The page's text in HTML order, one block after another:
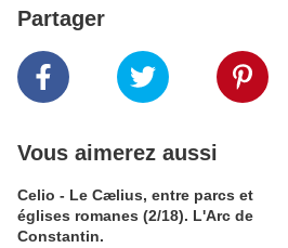
Partager
Vous aimerez aussi
Celio - Le Cælius, entre parcs et
églises romanes (2/18). L'Arc de
Constantin.